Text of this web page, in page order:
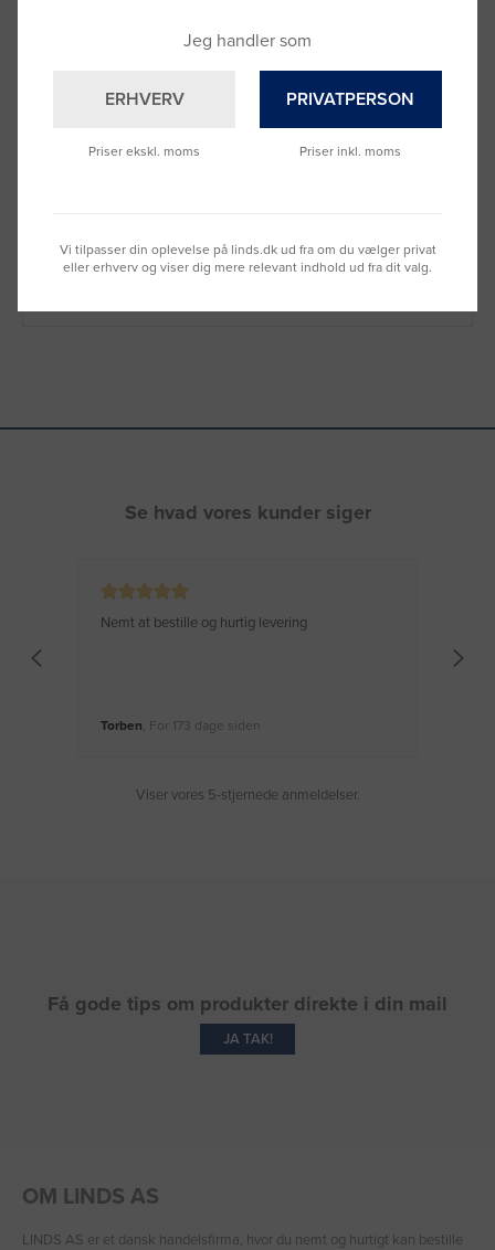
Brug for hjælp?
Du kan også kontakte din lokale sælger
–se oversigten her
Se hvad vores kunder siger
Nemt at bestille og hurtig levering
Torben , For 173 dage siden
Viser vores 5-stjernede anmeldelser.
Få gode tips om produkter direkte i din mail
JA TAK!
OM LINDS AS
LINDS AS er et dansk handelsfirma, hvor du nemt og hurtigt kan bestille
Jeg handler som
ERHVERV
Priser ekskl. moms
PRIVATPERSON
Priser inkl. moms
Vi tilpasser din oplevelse på linds.dk ud fra om du vælger privat
eller erhverv og viser dig mere relevant indhold ud fra dit valg.